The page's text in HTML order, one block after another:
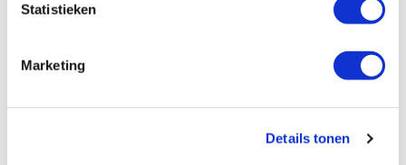
Statistieken
Marketing
Details tonen